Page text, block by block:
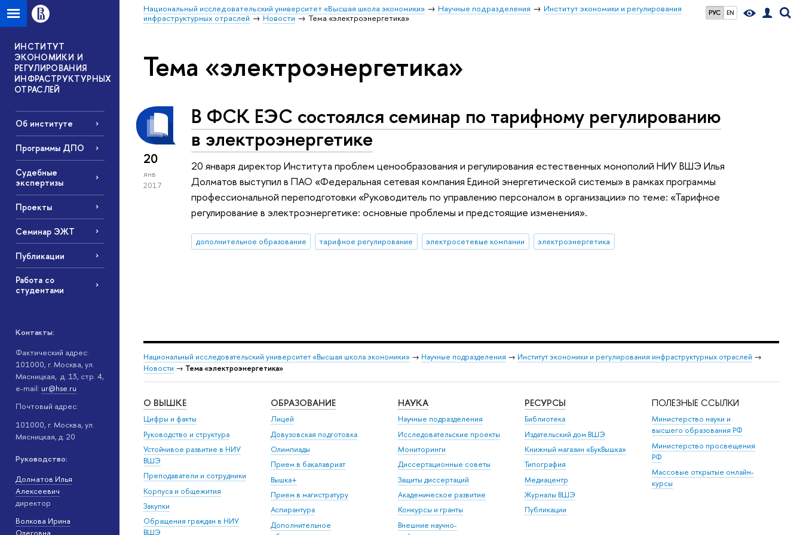
РУС EN
Национальный исследовательский университет «Высшая школа экономики» Научные подразделения
Институт экономики и регулирования
инфраструктурных отраслей
Новости Тема «электроэнергетика»
ИНСТИТУТ
ЭКОНОМИКИ И
РЕГУЛИРОВАНИЯ
ИНФРАСТРУКТУРНЫХ
ОТРАСЛЕЙ
Об институте
Программы ДПО
Судебные
экспертизы
Проекты
Семинар ЭЖТ
Публикации
Работа со
студентами
Контакты:
Фактический адрес:
101000, г. Москва, ул.
Мясницкая, д. 13, стр. 4,
e-mail: ur@hse.ru
Почтовый адрес:
101000, г. Москва, ул.
Мясницкая, д. 20
Руководство:
Долматов Илья
Алексеевич
директор
Волкова Ирина
Тема «электроэнергетика»
20
янв
2017
В ФСК ЕЭС состоялся семинар по тарифному регулированию
в электроэнергетике
20 января директор Института проблем ценообразования и регулирования естественных монополий НИУ ВШЭ Илья
Долматов выступил в ПАО «Федеральная сетевая компания Единой энергетической системы» в рамках программы
профессиональной переподготовки «Руководитель по управлению персоналом в организации» по теме: «Тарифное
регулирование в электроэнергетике: основные проблемы и предстоящие изменения».
дополнительное образование тарифное регулирование электросетевые компании электроэнергетика
Национальный исследовательский университет «Высшая школа экономики» → Научные подразделения → Институт экономики и регулирования инфраструктурных отраслей →
Новости → Тема «электроэнергетика»
О ВЫШКЕ
Цифры и факты
Руководство и структура
Устойчивое развитие в НИУ
ВШЭ
Преподаватели и сотрудники
Корпуса и общежития
Закупки
Обращения граждан в НИУ
ВШЭ
ОБРАЗОВАНИЕ
Лицей
Довузовская подготовка
Олимпиады
Прием в бакалавриат
Вышка+
Прием в магистратуру
Аспирантура
Дополнительное
НАУКА
Научные подразделения
Исследовательские проекты
Мониторинги
Диссертационные советы
Защиты диссертаций
Академическое развитие
Конкурсы и гранты
Внешние научно-
РЕСУРСЫ
Библиотека
Издательский дом ВШЭ
Книжный магазин «БукВышка»
Типография
Медиацентр
Журналы ВШЭ
Публикации
ПОЛЕЗНЫЕ ССЫЛКИ
Министерство науки и
высшего образования РФ
Министерство просвещения
РФ
Массовые открытые онлайн-
курсы